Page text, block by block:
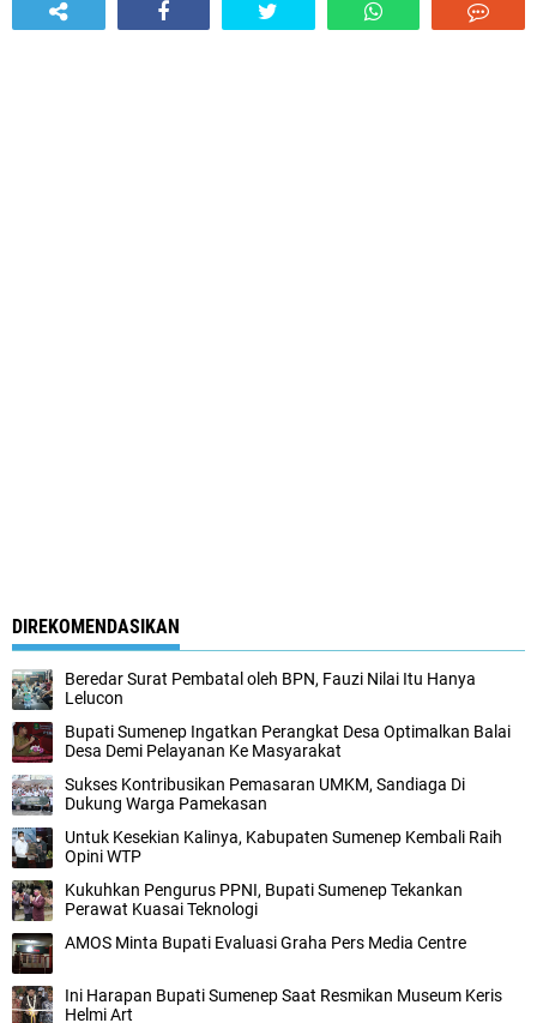
DIREKOMENDASIKAN
Beredar Surat Pembatal oleh BPN, Fauzi Nilai Itu Hanya
Lelucon
Bupati Sumenep Ingatkan Perangkat Desa Optimalkan Balai
Desa Demi Pelayanan Ke Masyarakat
Sukses Kontribusikan Pemasaran UMKM, Sandiaga Di
Dukung Warga Pamekasan
Untuk Kesekian Kalinya, Kabupaten Sumenep Kembali Raih
Opini WTP
Kukuhkan Pengurus PPNI, Bupati Sumenep Tekankan
Perawat Kuasai Teknologi
AMOS Minta Bupati Evaluasi Graha Pers Media Centre
Ini Harapan Bupati Sumenep Saat Resmikan Museum Keris
Helmi Art